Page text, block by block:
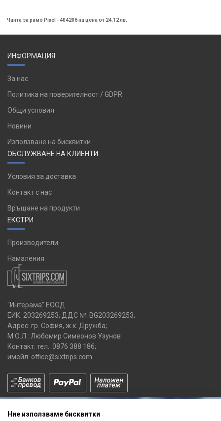
Чанта за рамо Pixel - 404206 на цена от 24.12 лв.
ИНФОРМАЦИЯ
За нас
Политика на поверителност / GDPR
Общи условия
Новини
Използване на бисквитки
ОБСЛУЖВАНЕ НА КЛИЕНТИ
Условия за доставка
Контакт с нас
Връщане на продукти
ЕКСТРИ
Производители
Намаления
"Интерама" ЕООД
ЕИК: 203269253; ДДС №: BG203269253;
Адрес: гр. София, ж.к. Дружба;
М.О.Л.: Любомир Симеонов Узунов
Контакт: тел.: 0876 388 186;
имейл: office@sixtrips.com
Ние използваме бисквитки